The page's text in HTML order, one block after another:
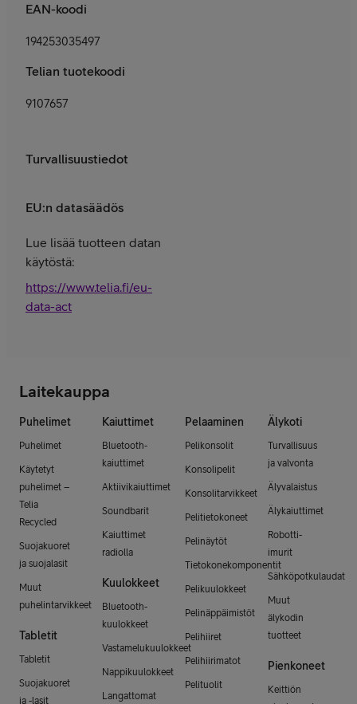
EAN-koodi
194253035497
Telian tuotekoodi
9107657
Turvallisuustiedot
EU:n datasäädös
Lue lisää tuotteen datan
käytöstä:
https://www.telia.fi/eu-
data-act
Laitekauppa
Puhelimet
Puhelimet
Käytetyt
puhelimet –
Telia
Recycled
Suojakuoret
ja suojalasit
Muut
puhelintarvikkeet
Tabletit
Tabletit
Suojakuoret
ja -lasit
Kaiuttimet
Bluetooth-
kaiuttimet
Aktiivikaiuttimet
Soundbarit
Kaiuttimet
radiolla
Kuulokkeet
Bluetooth-
kuulokkeet
Vastamelukuulokkeet
Nappikuulokkeet
Langattomat
Pelaaminen
Pelikonsolit
Konsolipelit
Konsolitarvikkeet
Pelitietokoneet
Pelinäytöt
Tietokonekomponentit
Pelikuulokkeet
Pelinäppäimistöt
Pelihiiret
Pelihiirimatot
Pelituolit
Älykoti
Turvallisuus
ja valvonta
Älyvalaistus
Älykaiuttimet
Robotti-
imurit
Sähköpotkulaudat
Muut
älykodin
tuotteet
Pienkoneet
Keittiön